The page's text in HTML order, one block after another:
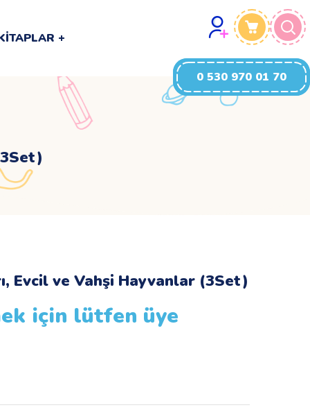
0 530 970 01 70
Evcil ve Vahşi Hayvanlar (3Set)
için lütfen üye